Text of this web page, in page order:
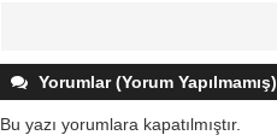
Yorumlar (Yorum Yapılmamış)
Bu yazı yorumlara kapatılmıştır.